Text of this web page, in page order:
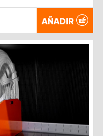
AÑADIR